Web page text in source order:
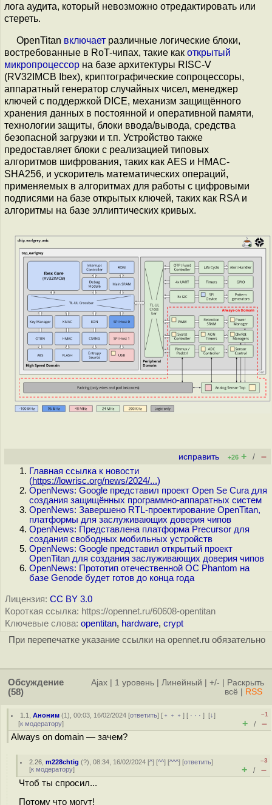
лога аудита, который невозможно отредактировать или
стереть.
OpenTitan включает различные логические блоки,
востребованные в RoT-чипах, такие как открытый
микропроцессор на базе архитектуры RISC-V
(RV32IMCB Ibex), криптографические сопроцессоры,
аппаратный генератор случайных чисел, менеджер
ключей с поддержкой DICE, механизм защищённого
хранения данных в постоянной и оперативной памяти,
технологии защиты, блоки ввода/вывода, средства
безопасной загрузки и т.п. Устройство также
предоставляет блоки с реализацией типовых
алгоритмов шифрования, таких как AES и HMAC-
SHA256, и ускоритель математических операций,
применяемых в алгоритмах для работы с цифровыми
подписями на базе открытых ключей, таких как RSA и
алгоритмы на базе эллиптических кривых.
исправить +26 + / –
Главная ссылка к новости
(https://lowrisc.org/news/2024/...)
OpenNews: Google представил проект Open Se Cura для
создания защищённых программно-аппаратных систем
OpenNews: Завершено RTL-проектирование OpenTitan,
платформы для заслуживающих доверия чипов
OpenNews: Представлена платформа Precursor для
создания свободных мобильных устройств
OpenNews: Google представил открытый проект
OpenTitan для создания заслуживающих доверия чипов
OpenNews: Прототип отечественной ОС Phantom на
базе Genode будет готов до конца года
Лицензия: CC BY 3.0
Короткая ссылка: https://opennet.ru/60608-opentitan
Ключевые слова: opentitan, hardware, crypt
При перепечатке указание ссылки на opennet.ru обязательно
Обсуждение
(58)
Ajax 1 уровень Линейный +/-
Раскрыть
всё
RSS
1.1 ,Аноним (1), 00:03, 16/02/2024 [ответить] [ ﹢﹢﹢] [ · · ·][↓]
[к модератору]
–1
+ / –
Always on domain — зачем?
2.26 ,m228chtig (?), 08:34, 16/02/2024 [^] [^^] [^^^] [ответить]
[к модератору]
–3
+ / –
Чтоб ты спросил...
Потому что могут!